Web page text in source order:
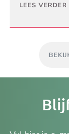
LEES VERDER